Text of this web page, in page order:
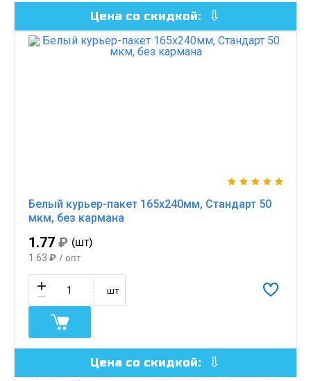
Цена со скидкой:
Белый курьер-пакет 165х240мм, Стандарт 50
мкм, без кармана
1.77 ₽ (шт)
1.63 ₽ / опт
шт
Цена со скидкой: